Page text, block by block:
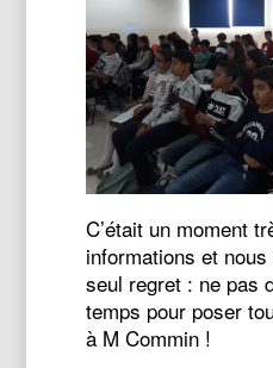
C’était un moment
informations et nous
seul regret : ne pas
temps pour poser
à M Commin !